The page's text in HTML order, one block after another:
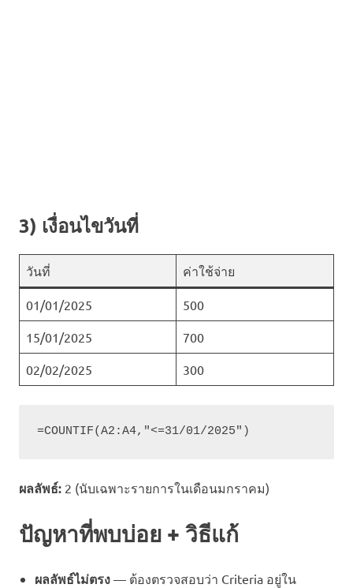
3) เงื่อนไขวันที่
วันที่ ค่าใช้จ่าย
01/01/2025 500
15/01/2025 700
02/02/2025 300
=COUNTIF(A2:A4,"<=31/01/2025")
ผลลัพธ์: 2 (นับเฉพาะรายการในเดือนมกราคม)
ปัญหาที่พบบ่อย + วิธีแก้
ผลลัพธ์ไม่ตรง — ต้องตรวจสอบว่า Criteria อยู่ใน